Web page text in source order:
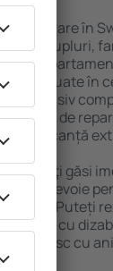
de cazare în
cupluri,
în
sunt situate în
inclusiv
centre de
o vacanță
veţi găsi
aveți nevoie
aleasă. Puteți
cu
cu